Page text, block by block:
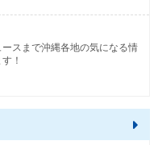
スまで沖縄各地の気になる情
！